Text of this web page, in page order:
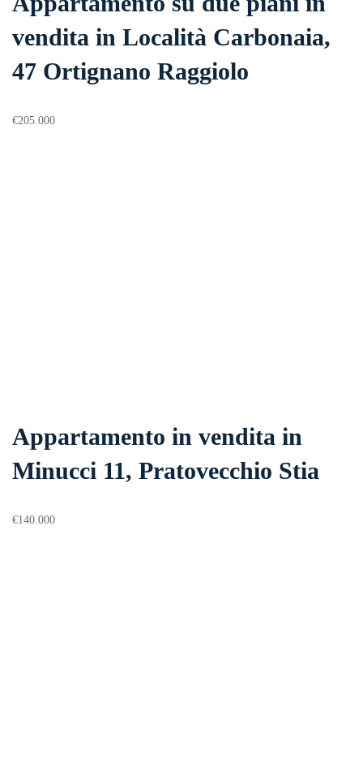
vendita in Località Carbonaia,
47 Ortignano Raggiolo
€205.000
Appartamento in vendita in
Minucci 11, Pratovecchio Stia
€140.000